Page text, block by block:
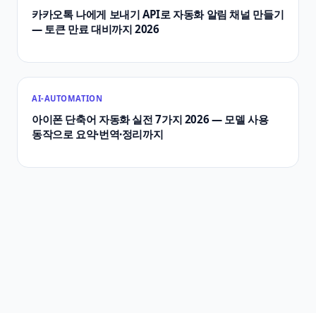
카카오톡 나에게 보내기 API로 자동화 알림 채널 만들기
— 토큰 만료 대비까지 2026
AI-AUTOMATION
아이폰 단축어 자동화 실전 7가지 2026 — 모델 사용
동작으로 요약·번역·정리까지